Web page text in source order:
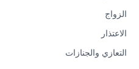
الزواج
الاعتذار
التعازي والجنازات